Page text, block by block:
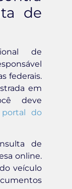
de
de
federais.
em
deve
portal do
de
online.
veículo